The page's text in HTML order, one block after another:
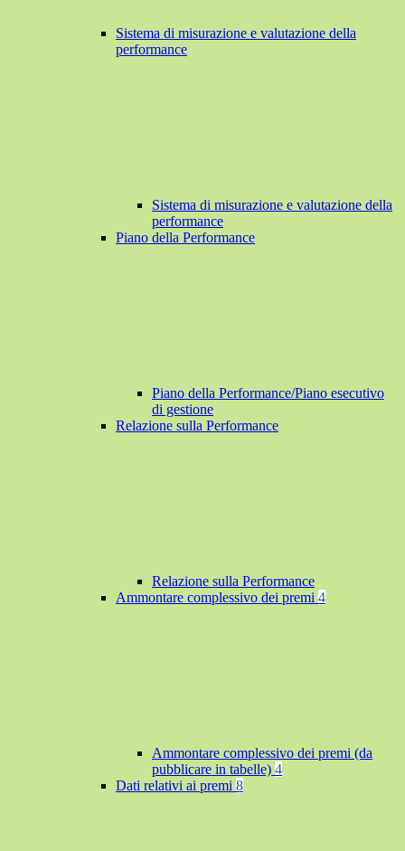
Sistema di misurazione e valutazione della
performance
Sistema di misurazione e valutazione della
performance
Piano della Performance
Piano della Performance/Piano esecutivo
di gestione
Relazione sulla Performance
Relazione sulla Performance
Ammontare complessivo dei premi 4
Ammontare complessivo dei premi (da
pubblicare in tabelle) 4
Dati relativi ai premi 8